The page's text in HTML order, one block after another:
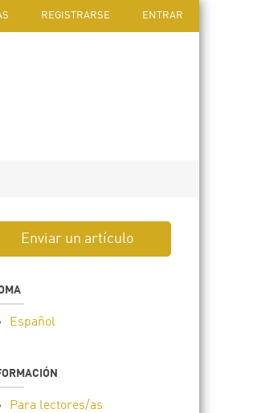
REGISTRARSE ENTRAR
Enviar un artículo
Español
Para lectores/as